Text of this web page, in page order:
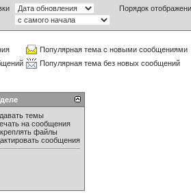
Порядок
Популярная тема с новыми сообщениями
Популярная тема без новых сообщений
темы
на сообщения
файлы
сообщения